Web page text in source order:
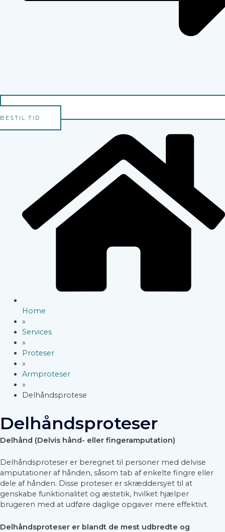
BESTIL TID
Home
»
Services
»
Proteser
»
Armproteser
»
Delhåndsprotese
Delhåndsproteser
Delhånd (Delvis hånd- eller fingeramputation)
Delhåndsproteser er beregnet til personer med delvise
amputationer af hånden, såsom tab af enkelte fingre eller
dele af hånden. Disse proteser er skræddersyet til at
genskabe funktionalitet og æstetik, hvilket hjælper
brugeren med at udføre daglige opgaver mere effektivt.
Delhåndsproteser er blandt de mest udbredte og